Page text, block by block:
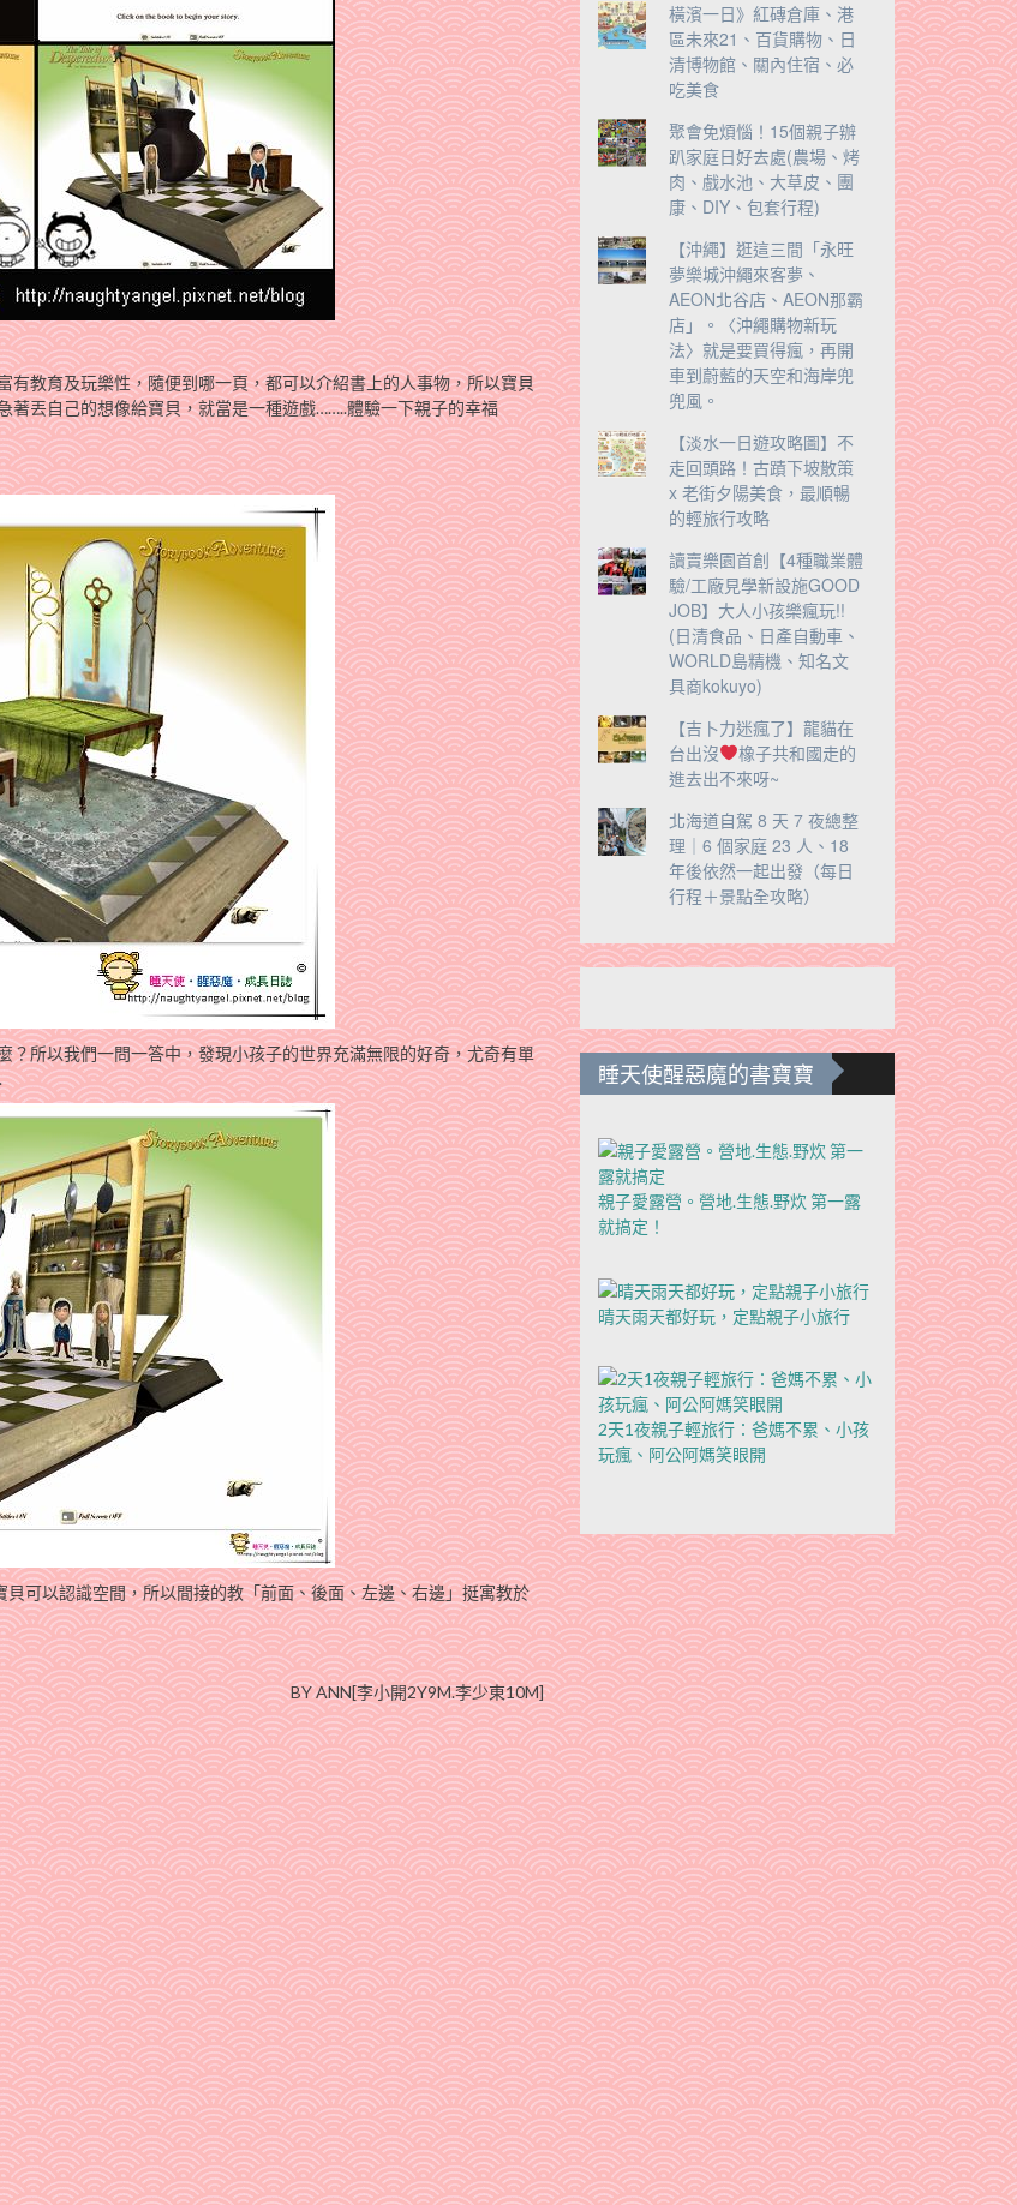
教育及玩樂性，隨便到哪一頁，都可以介紹書上的人事物，所以寶貝
丟自己的想像給寶貝，就當是一種遊戲……..體驗一下親子的幸福
所以我們一問一答中，發現小孩子的世界充滿無限的好奇，尤奇有單
可以認識空間，所以間接的教「前面、後面、左邊、右邊」挺寓教於
BY ANN[李小開2Y9M.李少東10M]
橫濱一日》紅磚倉庫、港
區未來21、百貨購物、日
清博物館、關內住宿、必
吃美食
聚會免煩惱！15個親子辦
趴家庭日好去處(農場、烤
肉、戲水池、大草皮、團
康、DIY、包套行程)
【沖繩】逛這三間「永旺
夢樂城沖繩來客夢、
AEON北谷店、AEON那霸
店」。〈沖繩購物新玩
法〉就是要買得瘋，再開
車到蔚藍的天空和海岸兜
兜風。
【淡水一日遊攻略圖】不
走回頭路！古蹟下坡散策
x 老街夕陽美食，最順暢
的輕旅行攻略
讀賣樂園首創【4種職業體
驗/工廠見學新設施GOOD
JOB】大人小孩樂瘋玩!!
(日清食品、日產自動車、
WORLD島精機、知名文
具商kokuyo)
【吉卜力迷瘋了】龍貓在
台出沒
橡子共和國走的
進去出不來呀~
北海道自駕 8 天 7 夜總整
理｜6 個家庭 23 人、18
年後依然一起出發（每日
行程＋景點全攻略）
睡天使醒惡魔的書寶寶
親子愛露營。營地.生態.野炊 第一露
就搞定！
晴天雨天都好玩，定點親子小旅行
2天1夜親子輕旅行：爸媽不累、小孩
玩瘋、阿公阿媽笑眼開